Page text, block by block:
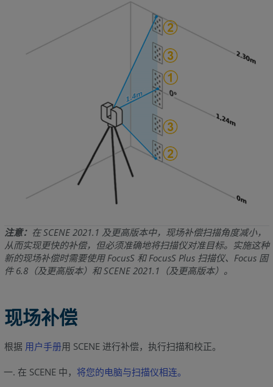
注意： 在 SCENE 2021.1 及更高版本中，现场补偿扫描角度减小，
从而实现更快的补偿，但必须准确地将扫描仪对准目标。实施这种
新的现场补偿时需要使用 FocusS 和 FocusS Plus 扫描仪、Focus 固
件 6.8（及更高版本）和 SCENE 2021.1（及更高版本）。
现场补偿
根据 用户手册用 SCENE 进行补偿，执行扫描和校正。
在 SCENE 中， 将您的电脑与扫描仪相连。